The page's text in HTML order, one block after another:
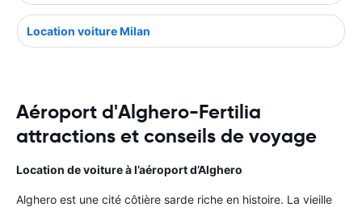
Location voiture Milan
Aéroport d'Alghero-Fertilia
attractions et conseils de voyage
Location de voiture à l’aéroport d’Alghero
Alghero est une cité côtière sarde riche en histoire. La vieille